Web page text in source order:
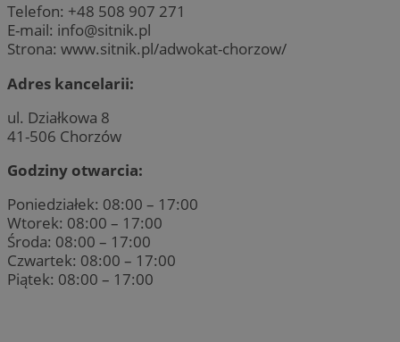
Telefon: +48 508 907 271
E-mail: info@sitnik.pl
Strona: www.sitnik.pl/adwokat-chorzow/
Adres kancelarii:
ul. Działkowa 8
41-506 Chorzów
Godziny otwarcia:
Poniedziałek: 08:00 – 17:00
Wtorek: 08:00 – 17:00
Środa: 08:00 – 17:00
Czwartek: 08:00 – 17:00
Piątek: 08:00 – 17:00